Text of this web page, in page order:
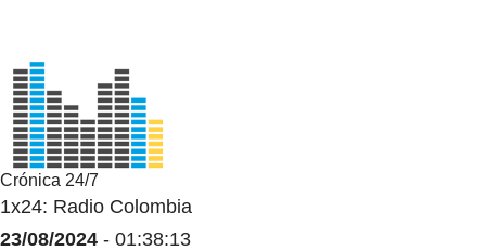
Crónica 24/7
1x24: Radio Colombia
23/08/2024 - 01:38:13